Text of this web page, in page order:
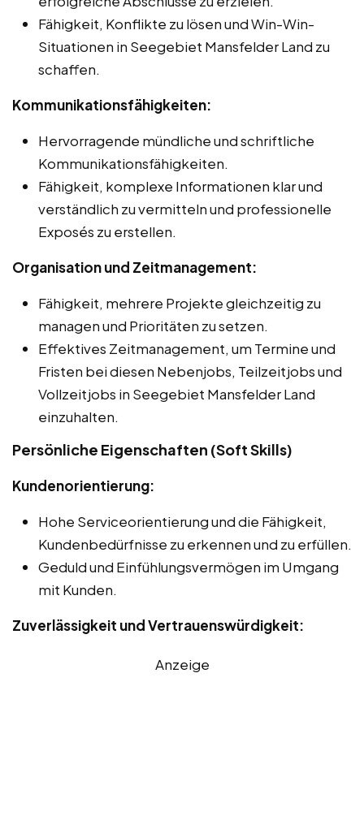
Fähigkeit, Konflikte zu lösen und Win-Win-
Situationen in Seegebiet Mansfelder Land zu
schaffen.
Kommunikationsfähigkeiten:
Hervorragende mündliche und schriftliche
Kommunikationsfähigkeiten.
Fähigkeit, komplexe Informationen klar und
verständlich zu vermitteln und professionelle
Exposés zu erstellen.
Organisation und Zeitmanagement:
Fähigkeit, mehrere Projekte gleichzeitig zu
managen und Prioritäten zu setzen.
Effektives Zeitmanagement, um Termine und
Fristen bei diesen Nebenjobs, Teilzeitjobs und
Vollzeitjobs in Seegebiet Mansfelder Land
einzuhalten.
Persönliche Eigenschaften (Soft Skills)
Kundenorientierung:
Hohe Serviceorientierung und die Fähigkeit,
Kundenbedürfnisse zu erkennen und zu erfüllen.
Geduld und Einfühlungsvermögen im Umgang
mit Kunden.
Zuverlässigkeit und Vertrauenswürdigkeit:
Anzeige